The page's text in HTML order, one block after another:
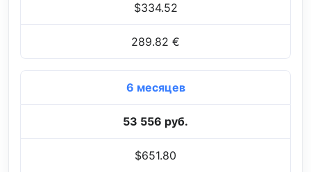
$334.52
289.82 €
6 месяцев
53 556 руб.
$651.80